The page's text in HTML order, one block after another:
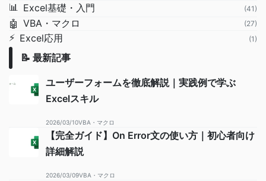
📊 Excel基礎・入門 (41)
🤖 VBA・マクロ (27)
⚡ Excel応用 (1)
📝 最新記事
ユーザーフォームを徹底解説｜実践例で学ぶ
Excelスキル
2026/03/10VBA・マクロ
【完全ガイド】On Error文の使い方｜初心者向け
詳細解説
2026/03/09VBA・マクロ